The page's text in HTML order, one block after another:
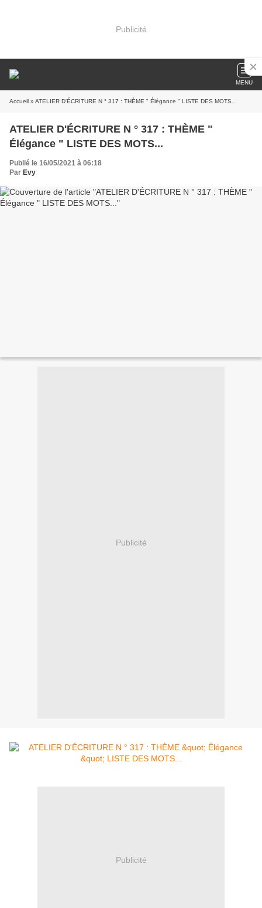
Publicité
MENU
Accueil » ATELIER D'ÉCRITURE N ° 317 : THÈME " Élégance " LISTE DES MOTS...
ATELIER D'ÉCRITURE N ° 317 : THÈME "
Élégance " LISTE DES MOTS...
Publié le 16/05/2021 à 06:18
Par Evy
Publicité
Publicité